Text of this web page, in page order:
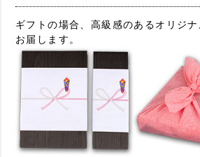
ギフトの場合、高級感のあるオリジ
お届します。